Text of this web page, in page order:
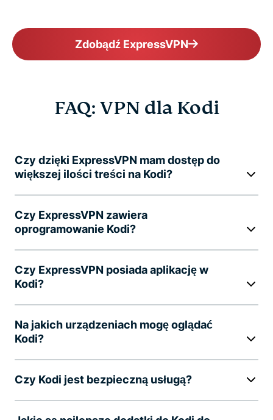
Zdobądź ExpressVPN
FAQ: VPN dla Kodi
Czy dzięki ExpressVPN mam dostęp do
większej ilości treści na Kodi?
Czy ExpressVPN zawiera
oprogramowanie Kodi?
Czy ExpressVPN posiada aplikację w
Kodi?
Na jakich urządzeniach mogę oglądać
Kodi?
Czy Kodi jest bezpieczną usługą?